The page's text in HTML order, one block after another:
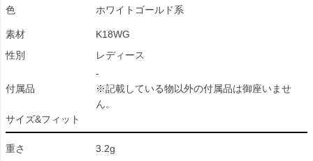
色 ホワイトゴールド系
素材
K18WG
性別
レディース
付属品
-
※記載している物以外の付属品は御座いませ
ん。
サイズ&フィット
重さ
3.2g